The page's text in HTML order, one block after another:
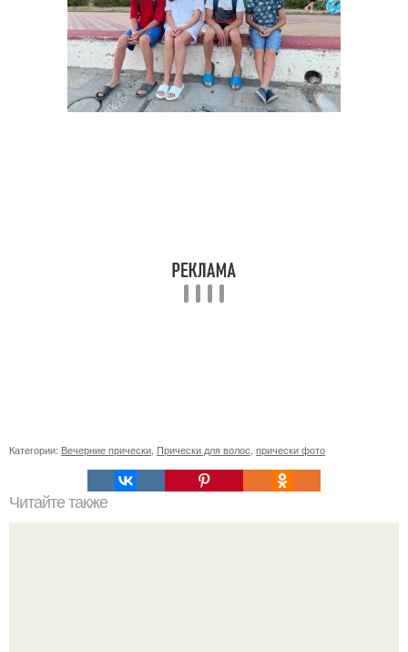
Категории: Вечерние прически, Прически для волос, прически фото
Читайте также